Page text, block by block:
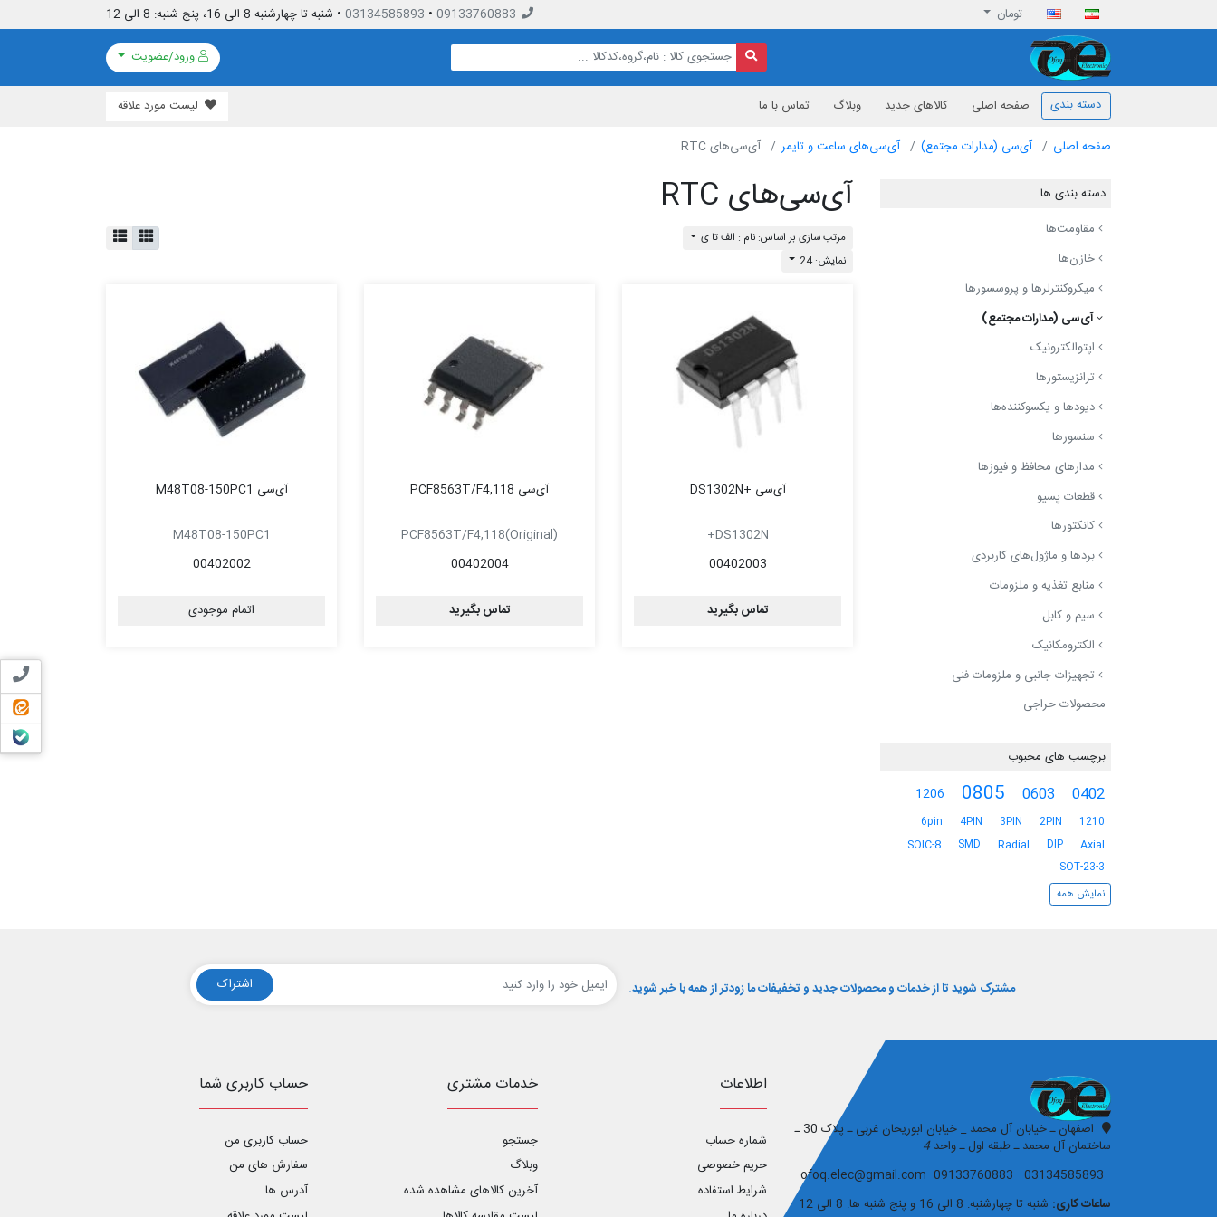
تومان 09133760883
•
03134585893 • شنبه تا چهارشنبه 8 الی 16، پنج شنبه: 8 الی 12
ورود/عضویت
دسته بندی صفحه اصلی کالاهای جدید وبلاگ تماس با ما لیست مورد علاقه
تماس
ایتا
بله
صفحه اصلی آی‌سی (مدارات مجتمع) آی‌سی‌های ساعت و تایمر آی‌سی‌های RTC
دسته بندی ها
مقاومت‌ها
خازن‌ها
میکروکنترلرها و پروسسورها
آی‌سی (مدارات مجتمع)
اپتوالکترونیک
ترانزیستورها
دیودها و یکسوکننده‌ها
سنسورها
مدارهای محافظ و فیوزها
قطعات پسیو
کانکتورها
بردها و ماژول‌های کاربردی
منابع تغذیه و ملزومات
سیم و کابل
الکترومکانیک
تجهیزات جانبی و ملزومات فنی
محصولات حراجی
برچسب های محبوب
0402
0603
0805
1206
1210
2PIN
3PIN
4PIN
6pin
Axial
DIP
Radial
SMD
SOIC-8
SOT-23-3
نمایش همه
آی‌سی‌های RTC
مرتب سازی بر اساس: نام : الف تا ی
نمایش: 24
آی‌سی +DS1302N
DS1302N+
00402003
تماس بگیرید
آی‌سی PCF8563T/F4,118
PCF8563T/F4,118(Original)
00402004
تماس بگیرید
آی‌سی M48T08-150PC1
M48T08-150PC1
00402002
اتمام موجودی
مشترک شوید تا از خدمات و محصولات جدید و تخفیفات ما زودتر از همه با خبر شوید. اشتراک
اصفهان ـ خیابان آل محمد _ خیابان ابوریحان غربی ـ پلاک 30 ـ
ساختمان آل محمد ـ طبقه اول ـ واحد4
ساعات کاری: شنبه تا چهارشنبه: 8 الی 16 و پنج شنبه ها: 8 الی 12
اطلاعات
شماره حساب
حریم خصوصی
شرایط استفاده
خدمات مشتری
جستجو
وبلاگ
آخرین کالاهای مشاهده شده
حساب کاربری شما
حساب کاربری من
سفارش های من‎
آدرس ها